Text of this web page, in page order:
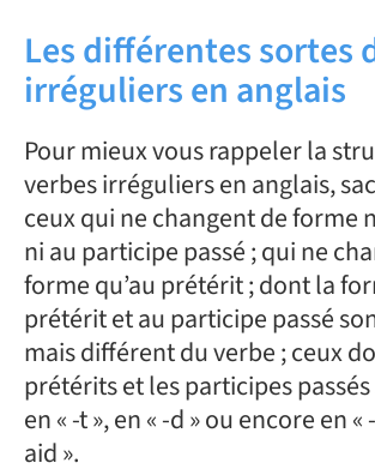
Les différentes sortes
irréguliers en anglais
Pour mieux vous rappeler la
verbes irréguliers en anglais,
ceux qui ne changent de forme
ni au participe passé ; qui ne
forme qu’au prétérit ; dont la
prétérit et au participe passé
mais différent du verbe ; ceux
prétérits et les participes
en « -t », en « -d » ou encore en «
aid ».